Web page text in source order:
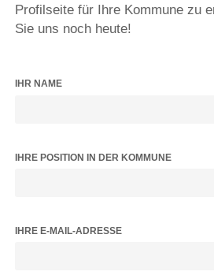
Profilseite für Ihre Kommune zu
Sie uns noch heute!
IHR NAME
IHRE POSITION IN DER KOMMUNE
IHRE E-MAIL-ADRESSE